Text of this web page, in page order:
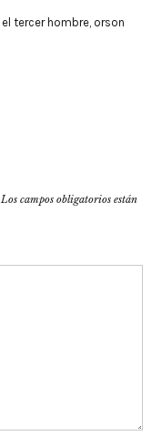
el tercer hombre, orson
Los campos obligatorios están